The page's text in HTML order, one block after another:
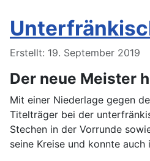
Details
Erstellt: 19. September 2019
Der neue Meister
Mit einer Niederlage gegen
Titelträger bei der
Stechen in der Vorrunde
seine Kreise und konnte